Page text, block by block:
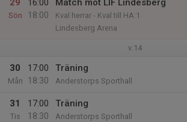
29
Sön
16:00
18:00
Match mot LIF Lindesberg
Kval herrar - Kval till HA:1
Lindesberg Arena
v.14
30
Mån
17:00
18:30
Träning
Anderstorps Sporthall
31
Tis
17:00
18:30
Träning
Anderstorps Sporthall